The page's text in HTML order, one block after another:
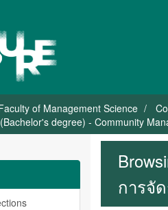
of Management Science
degree) - Community
การจั